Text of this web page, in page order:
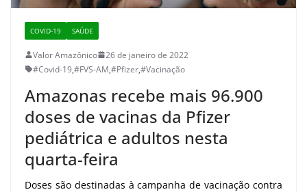
COVID-19 SAÚDE
Valor Amazônico
26 de janeiro de 2022
#Covid-19,#FVS-AM,#Pfizer,#Vacinação
Amazonas recebe mais 96.900
doses de vacinas da Pfizer
pediátrica e adultos nesta
quarta-feira
Doses são destinadas à campanha de vacinação contra